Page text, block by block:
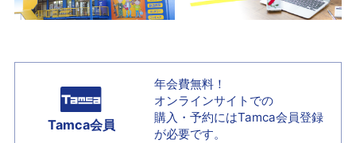
Tamca会員
年会費無料！
オンラインサイトでの
購入・予約にはTamca会員登録
が必要です。